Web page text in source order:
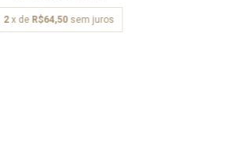
2 x de R$64,50 sem juros